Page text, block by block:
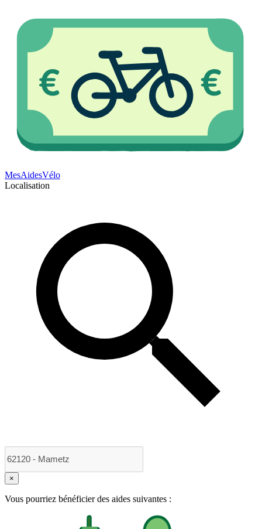
MesAidesVélo
Localisation
×
Vous pourriez bénéficier des aides suivantes :